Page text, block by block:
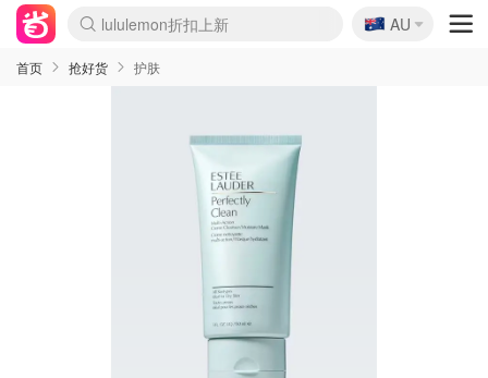
lululemon折扣上新
Sasa美妆护肤3.5折
SSENSE年中2.5折
FreshBeauty好价汇总
Cettire降价+叠9折
WWS Coles超市实拍
viagogo二手票捡漏
Myer超级周末
The Outnet奢牌1折起
David Jones 3折起
Flannels大牌1折
Perfumes Club护肤1折
AMIRO面罩$251
Amazon折扣汇总
eToro入金$200送$50
Amazon数码好物
ICONIC本周7.5折
ThedoubleF高奢地板价
Moose Knuckles 6折
丝芙兰5折起
EUFY摄像头$98
Selenichast首饰2折
Trip机票酒店促销
YSL送5件彩妆礼
Amazon家居好物
Amazon美妆护肤
雅漾大喷$8
过敏原检测盒$33
伊索独家赠50ml沐浴露
科颜氏高保湿面霜$29
SEALIFE海洋馆门票6折
丝塔芙大白罐$16
订阅Newsletter送香薰
Cult Beauty 6.8折
Harrods圣诞日历$525
LN-CC奢牌私促3折
d'Alba空姐喷雾$16
EVE LOM套装£56
Bernardelli独家4折
Adore Beauty 6折起
CT圣诞日历
Mytheresa奢品2.7折
Luxury Escapes 9折
Currentbody美容仪$881
MOON Garden Live
Roborock扫地机$649
Tingo Life水杯$24
Valentino官网5折
CR洗护套装$23
修丽可4件套$159
Myer彩妆2件7折
GANNI官网4.5折
Stylevana韩妆4折
Tessabit高奢8.5折
OGX洗发水$11
Amazon阿德莱德次日达
卡诗8.5折+赠礼
Philips Hue灯具8折
🇦🇺
AU
首页 抢好货 护肤